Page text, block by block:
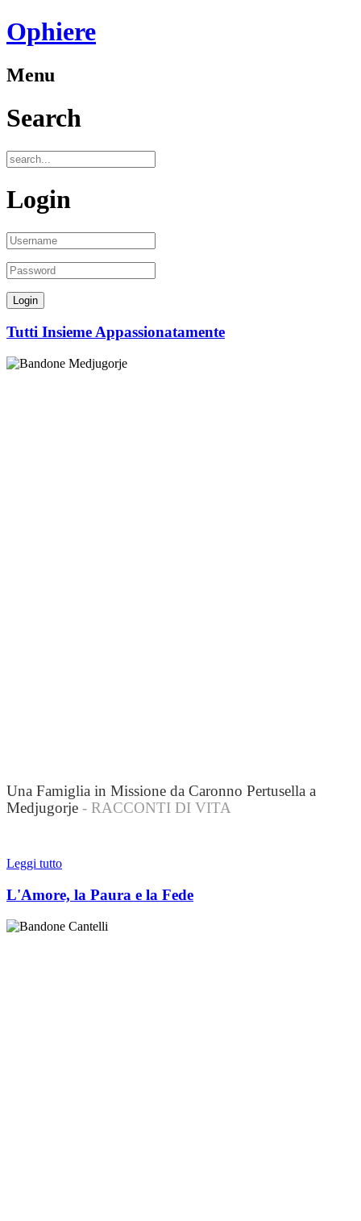
Ophiere
Menu
Search
Login
Tutti Insieme Appassionatamente
Una Famiglia in Missione da Caronno Pertusella a
Medjugorje - RACCONTI DI VITA
Leggi tutto
L'Amore, la Paura e la Fede